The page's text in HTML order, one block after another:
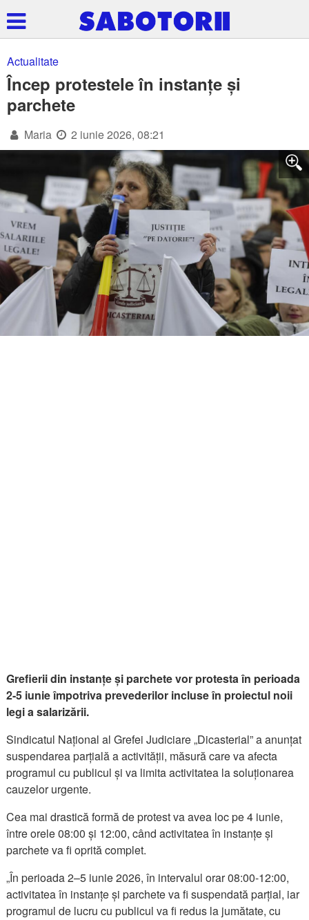
Actualitate
Încep protestele în instanțe și
parchete
Maria 2 iunie 2026, 08:21
Grefierii din instanțe și parchete vor protesta în perioada
2-5 iunie împotriva prevederilor incluse în proiectul noii
legi a salarizării.
Sindicatul Național al Grefei Judiciare „Dicasterial” a anunțat
suspendarea parțială a activității, măsură care va afecta
programul cu publicul și va limita activitatea la soluționarea
cauzelor urgente.
Cea mai drastică formă de protest va avea loc pe 4 iunie,
între orele 08:00 și 12:00, când activitatea în instanțe și
parchete va fi oprită complet.
„În perioada 2–5 iunie 2026, în intervalul orar 08:00-12:00,
activitatea în instanțe și parchete va fi suspendată parțial, iar
programul de lucru cu publicul va fi redus la jumătate, cu